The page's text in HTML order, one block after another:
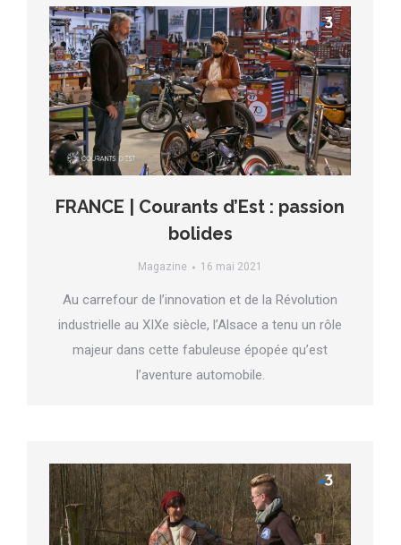
FRANCE | Courants d’Est : passion
bolides
Magazine 16 mai 2021
Au carrefour de l’innovation et de la Révolution
industrielle au XIXe siècle, l’Alsace a tenu un rôle
majeur dans cette fabuleuse épopée qu’est
l’aventure automobile.